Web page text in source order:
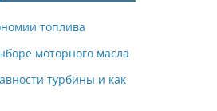
топлива
моторного масла
турбины и как